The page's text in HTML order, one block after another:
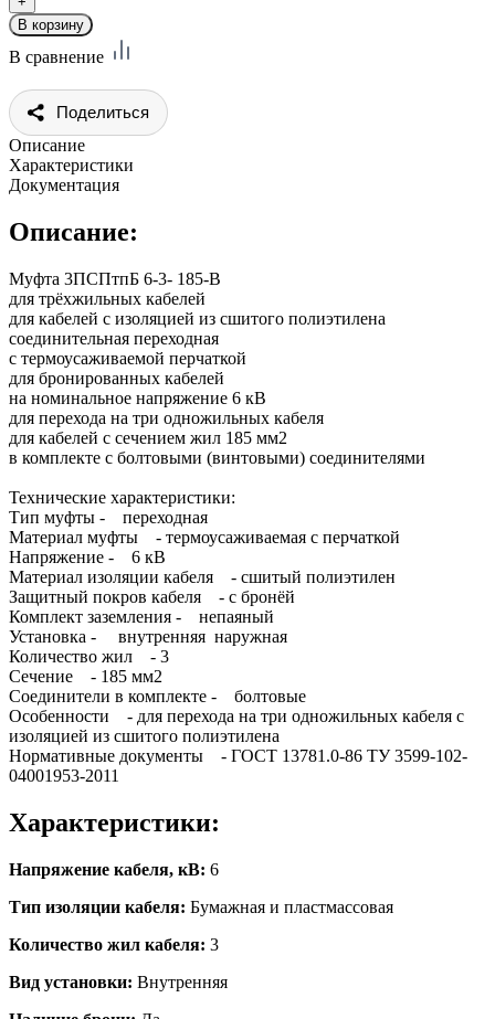
В сравнение
Поделиться
Описание
Характеристики
Документация
Описание:
Муфта 3ПСПтпБ 6-3- 185-В
для трёхжильных кабелей
для кабелей с изоляцией из сшитого полиэтилена
соединительная переходная
с термоусаживаемой перчаткой
для бронированных кабелей
на номинальное напряжение 6 кВ
для перехода на три одножильных кабеля
для кабелей с сечением жил 185 мм2
в комплекте с болтовыми (винтовыми) соединителями
Технические характеристики:
Тип муфты - переходная
Материал муфты - термоусаживаемая с перчаткой
Напряжение - 6 кВ
Материал изоляции кабеля - сшитый полиэтилен
Защитный покров кабеля - с бронёй
Комплект заземления - непаяный
Установка - внутренняя наружная
Количество жил - 3
Сечение - 185 мм2
Соединители в комплекте - болтовые
Особенности - для перехода на три одножильных кабеля с
изоляцией из сшитого полиэтилена
Нормативные документы - ГОСТ 13781.0-86 ТУ 3599-102-
04001953-2011
Характеристики:
Напряжение кабеля, кВ: 6
Тип изоляции кабеля: Бумажная и пластмассовая
Количество жил кабеля: 3
Вид установки: Внутренняя